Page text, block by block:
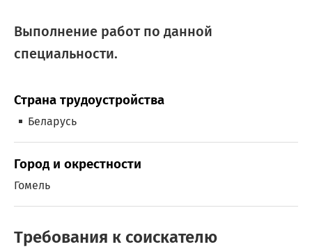
Выполнение работ по данной
специальности.
Страна трудоустройства
Беларусь
Город и окрестности
Гомель
Требования к соискателю